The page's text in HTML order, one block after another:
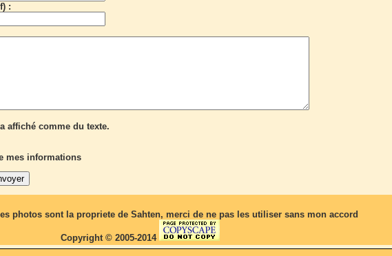
:
affiché comme du texte.
mes informations
photos sont la propriete de Sahten, merci de ne pas les utiliser sans mon accord
Copyright © 2005-2014